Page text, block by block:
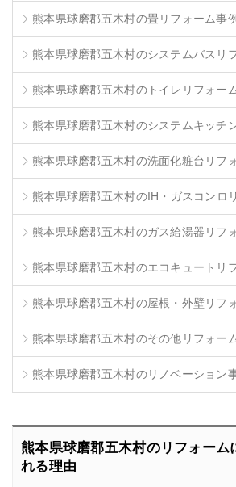
熊本県球磨郡五木村の畳リフォーム事例
熊本県球磨郡五木村のシステムバスリ
熊本県球磨郡五木村のトイレリフォー
熊本県球磨郡五木村のシステムキッチ
熊本県球磨郡五木村の洗面化粧台リフ
熊本県球磨郡五木村のIH・ガスコンロ
熊本県球磨郡五木村のガス給湯器リフ
熊本県球磨郡五木村のエコキュートリ
熊本県球磨郡五木村の屋根・外壁リフ
熊本県球磨郡五木村のその他リフォー
熊本県球磨郡五木村のリノベーション
熊本県球磨郡五木村のリフォーム
れる理由